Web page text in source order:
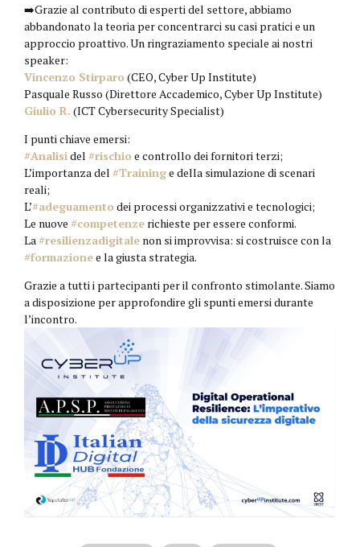
➡️Grazie al contributo di esperti del settore, abbiamo
abbandonato la teoria per concentrarci su casi pratici e un
approccio proattivo. Un ringraziamento speciale ai nostri
speaker:
Vincenzo Stirparo (CEO, Cyber Up Institute)
Pasquale Russo (Direttore Accademico, Cyber Up Institute)
Giulio R. (ICT Cybersecurity Specialist)
I punti chiave emersi:
#Analisi del #rischio e controllo dei fornitori terzi;
L’importanza del #Traininge della simulazione di scenari
reali;
L’#adeguamento dei processi organizzativi e tecnologici;
Le nuove #competenze richieste per essere conformi.
La #resilienzadigitale non si improvvisa: si costruisce con la
#formazionee la giusta strategia.
Grazie a tutti i partecipanti per il confronto stimolante. Siamo
a disposizione per approfondire gli spunti emersi durante
l’incontro.